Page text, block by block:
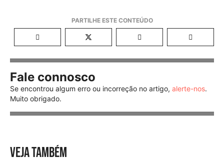
Fale connosco
Se encontrou algum erro ou incorreção no artigo, alerte-nos.
Muito obrigado.
VEJA TAMBÉM